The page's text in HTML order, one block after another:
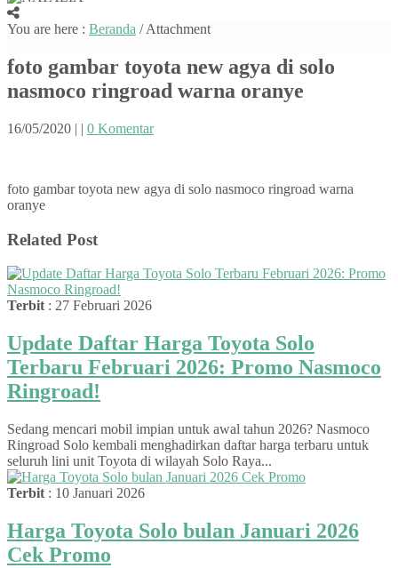
You are here : Beranda / Attachment
foto gambar toyota new agya di solo
nasmoco ringroad warna oranye
16/05/2020 | | 0 Komentar
foto gambar toyota new agya di solo nasmoco ringroad warna
oranye
Related Post
Terbit : 27 Februari 2026
Update Daftar Harga Toyota Solo
Terbaru Februari 2026: Promo Nasmoco
Ringroad!
Sedang mencari mobil impian untuk awal tahun 2026? Nasmoco
Ringroad Solo kembali menghadirkan daftar harga terbaru untuk
seluruh lini unit Toyota di wilayah Solo Raya...
Terbit : 10 Januari 2026
Harga Toyota Solo bulan Januari 2026
Cek Promo